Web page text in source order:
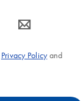
필요한 원
는 대부분
약의 원하
icon_0063_envelope-s
Privacy Policyand